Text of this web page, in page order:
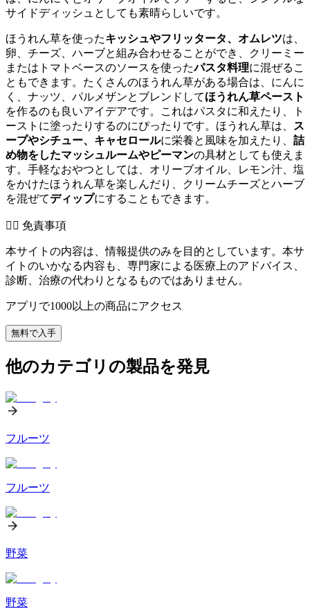
サイドディッシュとしても素晴らしいです。
ほうれん草を使ったキッシュやフリッタータ、オムレツは、
卵、チーズ、ハーブと組み合わせることができ、クリーミー
またはトマトベースのソースを使ったパスタ料理に混ぜるこ
ともできます。たくさんのほうれん草がある場合は、にんに
く、ナッツ、パルメザンとブレンドしてほうれん草ペースト
を作るのも良いアイデアです。これはパスタに和えたり、ト
ーストに塗ったりするのにぴったりです。ほうれん草は、
ス
ープやシチュー、キャセロールに栄養と風味を加えたり、 詰
め物をしたマッシュルームやピーマンの具材としても使えま
す。手軽なおやつとしては、オリーブオイル、レモン汁、塩
をかけたほうれん草を楽しんだり、クリームチーズとハーブ
を混ぜてディップにすることもできます。
👨‍⚕️️ 免責事項
本サイトの内容は、情報提供のみを目的としています。本サ
イトのいかなる内容も、専門家による医療上のアドバイス、
診断、治療の代わりとなるものではありません。
アプリで1000以上の商品にアクセス
無料で入手
他のカテゴリの製品を発見
フルーツ
フルーツ
野菜
野菜